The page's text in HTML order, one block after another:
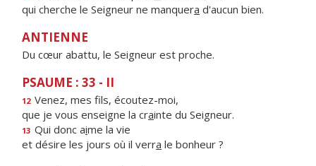
qui cherche le Seigneur ne manquera d'aucun bien.
ANTIENNE
Du cœur abattu, le Seigneur est proche.
PSAUME : 33 - II
12 Venez, mes fls, écoutez-moi,
que je vous enseigne la crainte du Seigneur.
13 Qui donc aime la vie
et désire les jours où il verra le bonheur ?